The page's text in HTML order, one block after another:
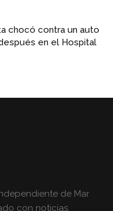
chocó contra un auto
en el Hospital
de Mar
con noticias